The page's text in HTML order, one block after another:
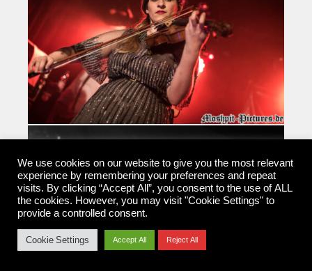
We use cookies on our website to give you the most relevant
experience by remembering your preferences and repeat
visits. By clicking “Accept All”, you consent to the use of ALL
the cookies. However, you may visit "Cookie Settings" to
provide a controlled consent.
Cookie Settings Accept All Reject All